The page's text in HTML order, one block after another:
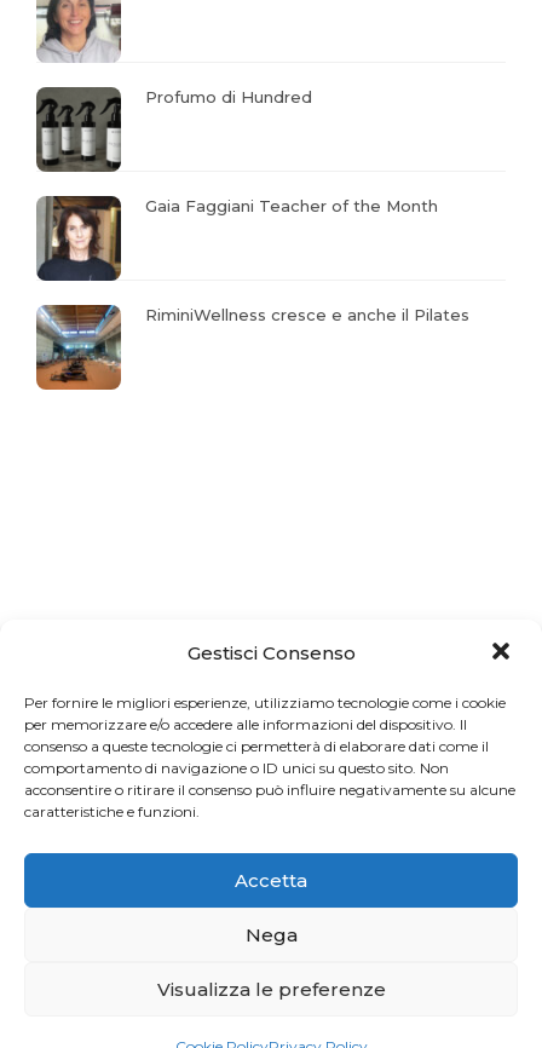
Gestisci Consenso
Per fornire le migliori esperienze, utilizziamo tecnologie come i cookie
per memorizzare e/o accedere alle informazioni del dispositivo. Il
consenso a queste tecnologie ci permetterà di elaborare dati come il
comportamento di navigazione o ID unici su questo sito. Non
acconsentire o ritirare il consenso può influire negativamente su alcune
caratteristiche e funzioni.
Accetta
Nega
Visualizza le preferenze
Profumo di Hundred
Gaia Faggiani Teacher of the Month
RiminiWellness cresce e anche il Pilates